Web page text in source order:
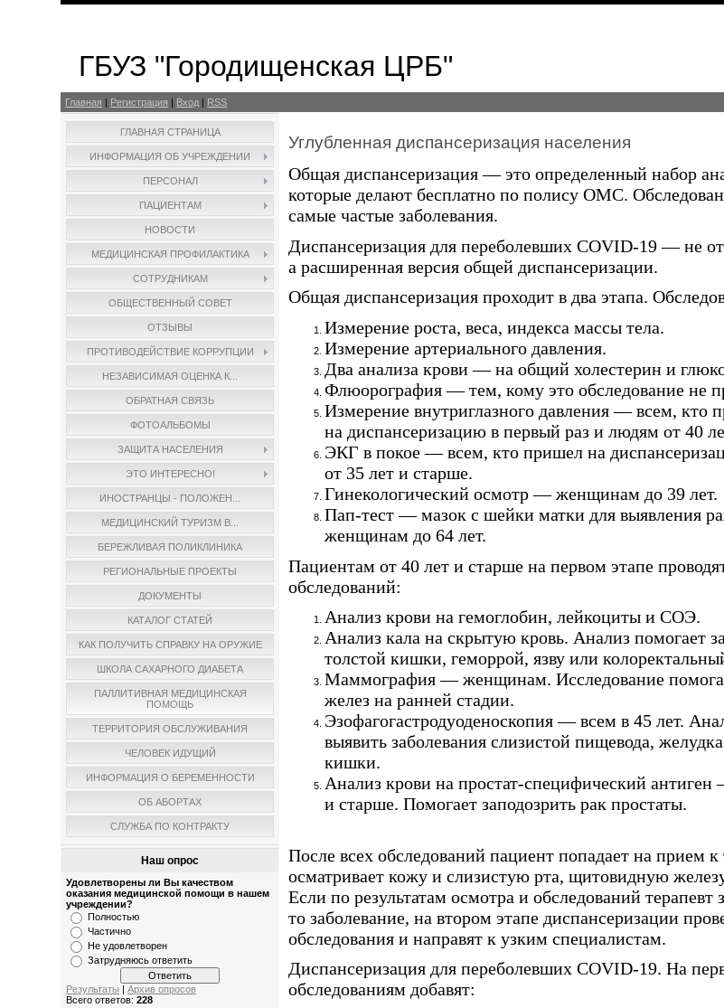
ГБУЗ "Городищенская ЦРБ"
Главная | Регистрация | Вход | RSS
ГЛАВНАЯ СТРАНИЦА
ИНФОРМАЦИЯ ОБ УЧРЕЖДЕНИИ
ПЕРСОНАЛ
ПАЦИЕНТАМ
НОВОСТИ
МЕДИЦИНСКАЯ ПРОФИЛАКТИКА
СОТРУДНИКАМ
ОБЩЕСТВЕННЫЙ СОВЕТ
ОТЗЫВЫ
ПРОТИВОДЕЙСТВИЕ КОРРУПЦИИ
НЕЗАВИСИМАЯ ОЦЕНКА К...
ОБРАТНАЯ СВЯЗЬ
ФОТОАЛЬБОМЫ
ЗАЩИТА НАСЕЛЕНИЯ
ЭТО ИНТЕРЕСНО!
ИНОСТРАНЦЫ - ПОЛОЖЕН...
МЕДИЦИНСКИЙ ТУРИЗМ В...
БЕРЕЖЛИВАЯ ПОЛИКЛИНИКА
РЕГИОНАЛЬНЫЕ ПРОЕКТЫ
ДОКУМЕНТЫ
КАТАЛОГ СТАТЕЙ
КАК ПОЛУЧИТЬ СПРАВКУ НА ОРУЖИЕ
ШКОЛА САХАРНОГО ДИАБЕТА
ПАЛЛИТИВНАЯ МЕДИЦИНСКАЯ
ПОМОЩЬ
ТЕРРИТОРИЯ ОБСЛУЖИВАНИЯ
ЧЕЛОВЕК ИДУЩИЙ
ИНФОРМАЦИЯ О БЕРЕМЕННОСТИ
ОБ АБОРТАХ
СЛУЖБА ПО КОНТРАКТУ
Наш опрос
Удовлетворены ли Вы качеством
оказания медицинской помощи в нашем
учреждении?
Полностью
Частично
Не удовлетворен
Затрудняюсь ответить
Результаты |Архив опросов
Всего ответов:228
Углубленная диспансеризация населения
Общая диспансеризация — это определенный набор
которые делают бесплатно по полису ОМС.
самые частые заболевания.
Диспансеризация для переболевших COVID-19 — не
а расширенная версия общей диспансеризации.
Общая диспансеризация проходит в два этапа.
Измерение роста, веса, индекса массы тела.
Измерение артериального давления.
Два анализа крови — на общий холестерин и
Флюорография — тем, кому это обследование не
Измерение внутриглазного давления — всем, кто
на диспансеризацию в первый раз и людям от 40
ЭКГ в покое — всем, кто пришел на
от 35 лет и старше.
Гинекологический осмотр — женщинам до 39 лет.
Пап-тест — мазок с шейки матки для выявления
женщинам до 64 лет.
Пациентам от 40 лет и старше на первом этапе
обследований:
Анализ крови на гемоглобин, лейкоциты и СОЭ.
Анализ кала на скрытую кровь. Анализ помогает
толстой кишки, геморрой, язву или
Маммография — женщинам. Исследование
желез на ранней стадии.
Эзофагогастродуоденоскопия — всем в 45 лет.
выявить заболевания слизистой пищевода,
кишки.
Анализ крови на простат-специфический
и старше. Помогает заподозрить рак простаты.
После всех обследований пациент попадает на прием к
осматривает кожу и слизистую рта, щитовидную
Если по результатам осмотра и обследований терапевт
то заболевание, на втором этапе диспансеризации
обследования и направят к узким специалистам.
Диспансеризация для переболевших COVID-19. На
обследованиям добавят: